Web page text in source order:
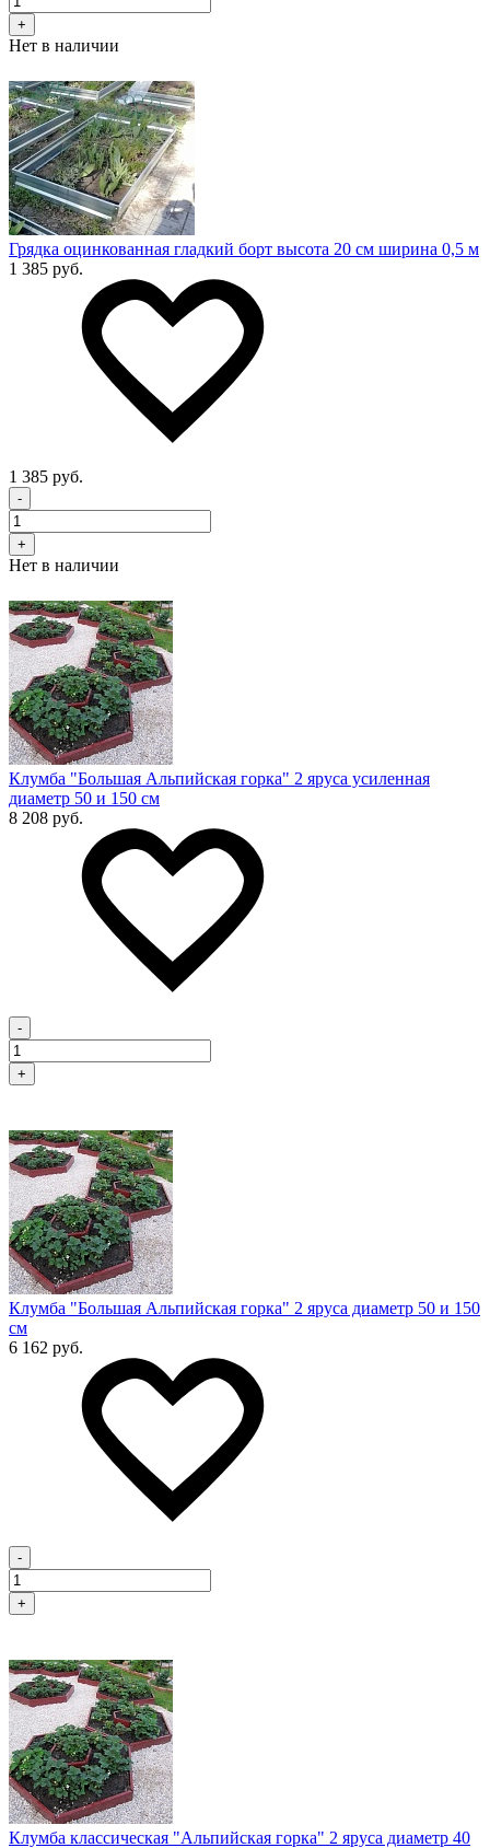
+
Нет в наличии
Грядка оцинкованная гладкий борт высота 20 см ширина 0,5 м
1 385 руб.
1 385 руб.
-
+
Нет в наличии
Клумба "Большая Альпийская горка" 2 яруса усиленная
диаметр 50 и 150 см
8 208 руб.
-
+
Клумба "Большая Альпийская горка" 2 яруса диаметр 50 и 150
см
6 162 руб.
-
+
Клумба классическая "Альпийская горка" 2 яруса диаметр 40